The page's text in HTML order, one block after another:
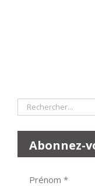
Rechercher:
Abonnez-
Prénom *